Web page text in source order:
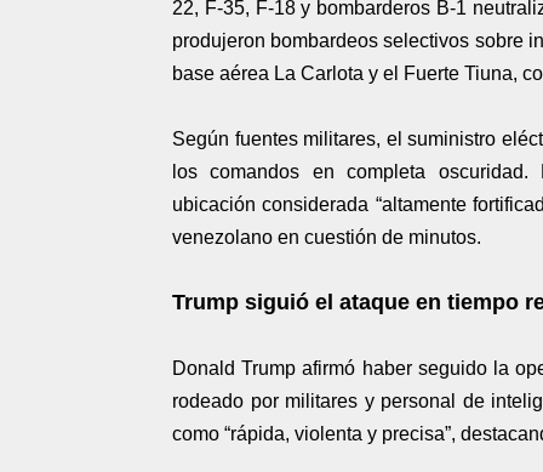
22, F-35, F-18 y bombarderos B-1
produjeron bombardeos selectivos sobre
base aérea La Carlota y el Fuerte Tiuna,
Según fuentes militares, el suministro
los comandos en completa
ubicación considerada “altamente
venezolano en cuestión de minutos.
Trump siguió el ataque en tiempo
Donald Trump afirmó haber seguido la
rodeado por militares y personal de
como “rápida, violenta y precisa”,